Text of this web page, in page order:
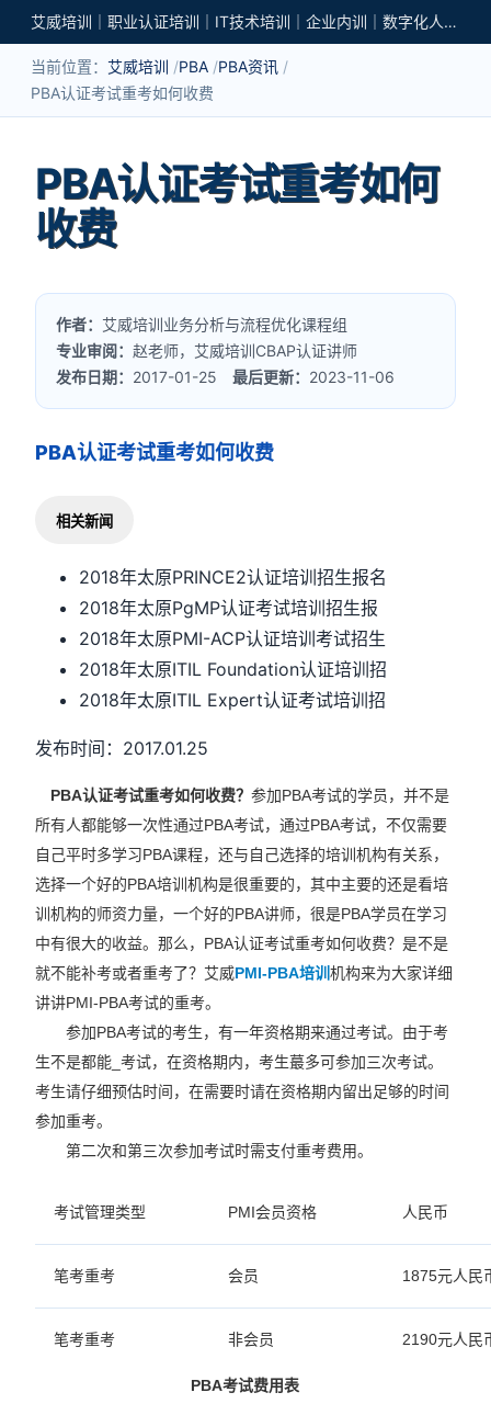
艾威培训｜职业认证培训｜IT技术培训｜企业内训｜数字化人才培养
当前位置： 艾威培训 PBA PBA资讯
PBA认证考试重考如何收费
PBA认证考试重考如何
收费
作者： 艾威培训业务分析与流程优化课程组
专业审阅：赵老师，艾威培训CBAP认证讲师
发布日期： 2017-01-25最后更新： 2023-11-06
PBA认证考试重考如何收费
相关新闻
2018年太原PRINCE2认证培训招生报名
2018年太原PgMP认证考试培训招生报
2018年太原PMI-ACP认证培训考试招生
2018年太原ITIL Foundation认证培训招
2018年太原ITIL Expert认证考试培训招
发布时间：2017.01.25
PBA认证考试重考如何收费？参加PBA考试的学员，并不是
所有人都能够一次性通过PBA考试，通过PBA考试，不仅需要
自己平时多学习PBA课程，还与自己选择的培训机构有关系，
选择一个好的PBA培训机构是很重要的，其中主要的还是看培
训机构的师资力量，一个好的PBA讲师，很是PBA学员在学习
中有很大的收益。那么，PBA认证考试重考如何收费？是不是
就不能补考或者重考了？艾威PMI-PBA培训机构来为大家详细
讲讲PMI-PBA考试的重考。
参加PBA考试的考生，有一年资格期来通过考试。由于考
生不是都能_考试，在资格期内，考生蕞多可参加三次考试。
考生请仔细预估时间，在需要时请在资格期内留出足够的时间
参加重考。
第二次和第三次参加考试时需支付重考费用。
考试管理类型 PMI会员资格 人民币
笔考重考 会员 1875元人民
笔考重考 非会员 2190元人民
PBA考试费用表